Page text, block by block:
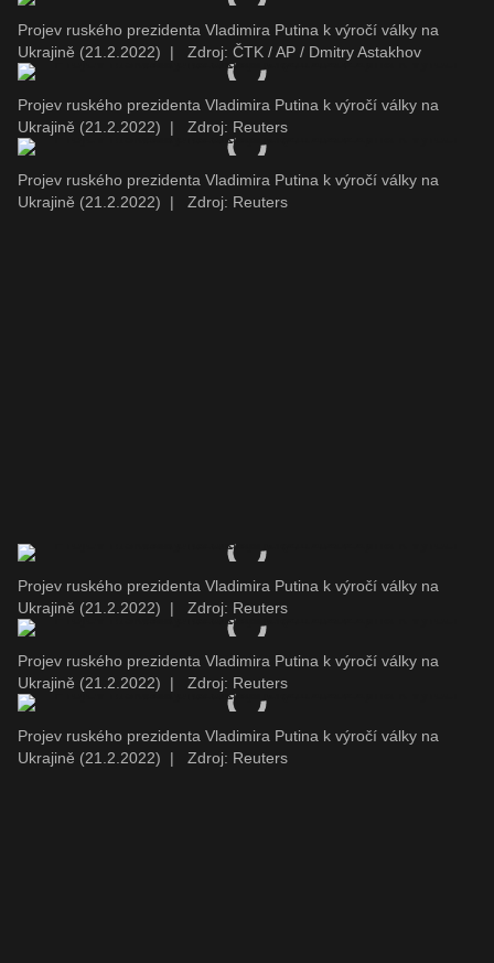
Projev ruského prezidenta Vladimira Putina k výročí války na
Ukrajině (21.2.2022)
| Zdroj: ČTK / AP / Dmitry Astakhov
Projev ruského prezidenta Vladimira Putina k výročí války na
Ukrajině (21.2.2022)
| Zdroj: Reuters
Projev ruského prezidenta Vladimira Putina k výročí války na
Ukrajině (21.2.2022)
| Zdroj: Reuters
Projev ruského prezidenta Vladimira Putina k výročí války na
Ukrajině (21.2.2022)
| Zdroj: Reuters
Projev ruského prezidenta Vladimira Putina k výročí války na
Ukrajině (21.2.2022)
| Zdroj: Reuters
Projev ruského prezidenta Vladimira Putina k výročí války na
Ukrajině (21.2.2022)
| Zdroj: Reuters